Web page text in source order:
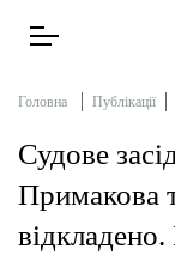
Новини
Інтерв’ю
Головна Публікації
Судове
Примакова
відкладено.